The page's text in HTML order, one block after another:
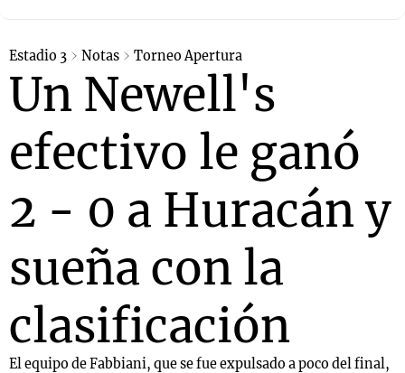
Estadio 3 Notas Torneo Apertura
Un Newell's
efectivo le ganó
2 - 0 a Huracán y
sueña con la
clasificación
El equipo de Fabbiani, que se fue expulsado a poco del final,